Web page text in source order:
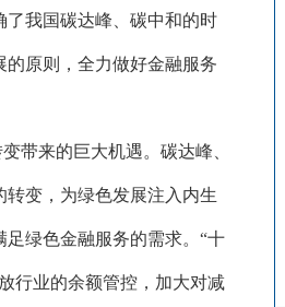
我国碳达峰、碳中和的时
原则，全力做好金融服务
带来的巨大机遇。碳达峰、
变，为绿色发展注入内生
绿色金融服务的需求。 “十
行业的余额管控，加大对减